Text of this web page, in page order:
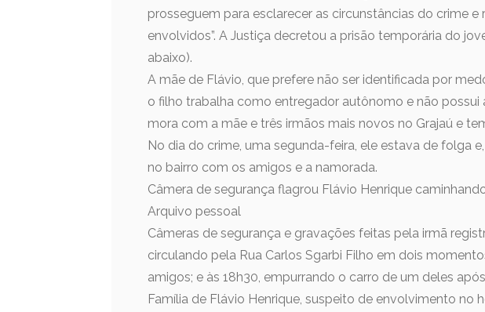
prosseguem para esclarecer as circunstâncias do crime
envolvidos”. A Justiça decretou a prisão temporária do
abaixo).
A mãe de Flávio, que prefere não ser identificada por
o filho trabalha como entregador autônomo e não possui
mora com a mãe e três irmãos mais novos no Grajaú e
No dia do crime, uma segunda-feira, ele estava de folga
no bairro com os amigos e a namorada.
Câmera de segurança flagrou Flávio Henrique
Arquivo pessoal
Câmeras de segurança e gravações feitas pela irmã
circulando pela Rua Carlos Sgarbi Filho em dois
amigos; e às 18h30, empurrando o carro de um deles
Família de Flávio Henrique, suspeito de envolvimento no